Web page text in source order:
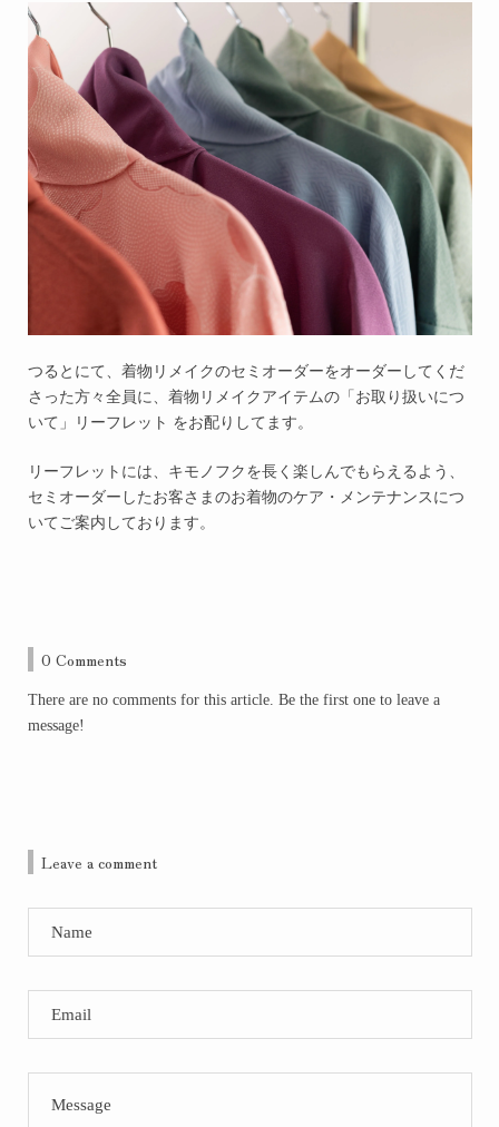
つるとにて、着物リメイクのセミオーダーをオーダーしてくだ
さった方々全員に、着物リメイクアイテムの「お取り扱いにつ
いて」リーフレット をお配りしてます。
リーフレットには、キモノフクを長く楽しんでもらえるよう、
セミオーダーしたお客さまのお着物のケア・メンテナンスにつ
いてご案内しております。
0 Comments
There are no comments for this article. Be the first one to leave a
message!
Leave a comment